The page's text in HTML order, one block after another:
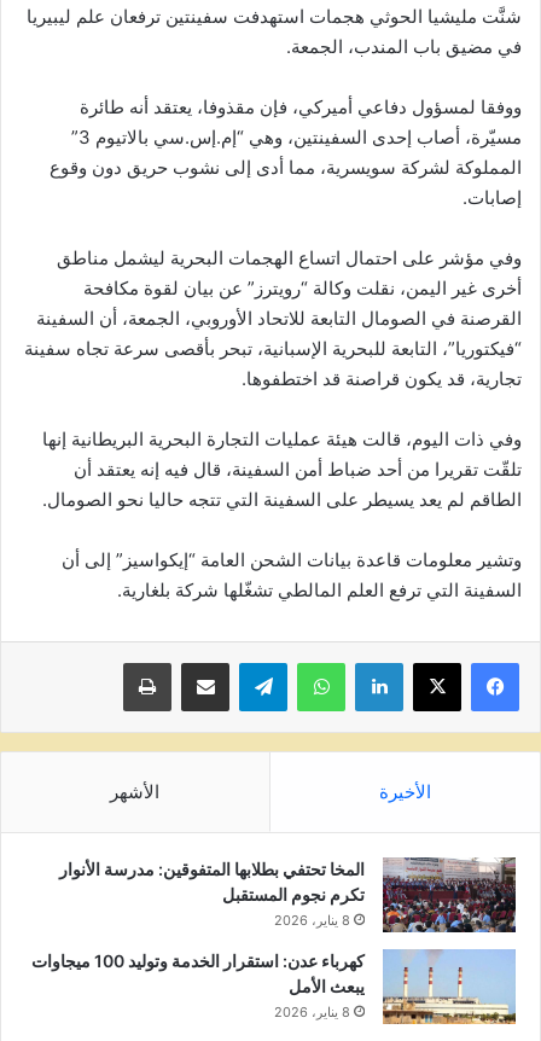
شنَّت مليشيا الحوثي هجمات استهدفت سفينتين ترفعان علم ليبيريا
في مضيق باب المندب، الجمعة.
ووفقا لمسؤول دفاعي أميركي، فإن مقذوفا، يعتقد أنه طائرة
مسيّرة، أصاب إحدى السفينتين، وهي “إم.إس.سي بالاتيوم 3”
المملوكة لشركة سويسرية، مما أدى إلى نشوب حريق دون وقوع
إصابات.
وفي مؤشر على احتمال اتساع الهجمات البحرية ليشمل مناطق
أخرى غير اليمن، نقلت وكالة “رويترز” عن بيان لقوة مكافحة
القرصنة في الصومال التابعة للاتحاد الأوروبي، الجمعة، أن السفينة
“فيكتوريا”، التابعة للبحرية الإسبانية، تبحر بأقصى سرعة تجاه سفينة
تجارية، قد يكون قراصنة قد اختطفوها.
وفي ذات اليوم، قالت هيئة عمليات التجارة البحرية البريطانية إنها
تلقّت تقريرا من أحد ضباط أمن السفينة، قال فيه إنه يعتقد أن
الطاقم لم يعد يسيطر على السفينة التي تتجه حاليا نحو الصومال.
وتشير معلومات قاعدة بيانات الشحن العامة “إيكواسيز” إلى أن
السفينة التي ترفع العلم المالطي تشغّلها شركة بلغارية.
لينكدإن واتساب تيلقرام مشاركة عبر البريد طباعة
الأخيرة الأشهر
المخا تحتفي بطلابها المتفوقين: مدرسة الأنوار
تكرم نجوم المستقبل
8 يناير، 2026
كهرباء عدن: استقرار الخدمة وتوليد 100 ميجاوات
يبعث الأمل
8 يناير، 2026